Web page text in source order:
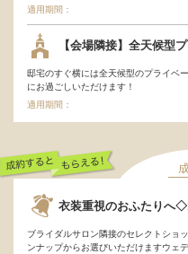
適用期間：
【会場隣接】全天候型
邸宅のすぐ横には全天候型のプライベ
にお過ごしいただけます！
適用期間：
衣装重視のおふたりへ
ブライダルサロン隣接のセレクトショ
ンナップからお選びいただけますウェデ